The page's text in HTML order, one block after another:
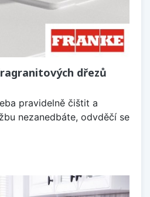
dřezů
pravidelně čištit a
nezanedbáte, odvděčí se